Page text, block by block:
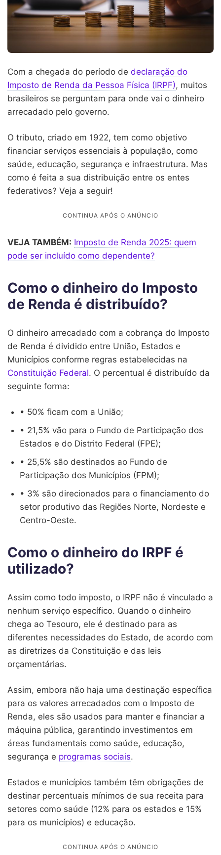
Com a chegada do período de declaração do
Imposto de Renda da Pessoa Física (IRPF), muitos
brasileiros se perguntam para onde vai o dinheiro
arrecadado pelo governo.
O tributo, criado em 1922, tem como objetivo
financiar serviços essenciais à população, como
saúde, educação, segurança e infraestrutura. Mas
como é feita a sua distribuição entre os entes
federativos? Veja a seguir!
VEJA TAMBÉM: Imposto de Renda 2025: quem
pode ser incluído como dependente?
Como o dinheiro do Imposto
de Renda é distribuído?
O dinheiro arrecadado com a cobrança do Imposto
de Renda é dividido entre União, Estados e
Municípios conforme regras estabelecidas na
Constituição Federal. O percentual é distribuído da
seguinte forma:
• 50% ficam com a União;
• 21,5% vão para o Fundo de Participação dos
Estados e do Distrito Federal (FPE);
• 25,5% são destinados ao Fundo de
Participação dos Municípios (FPM);
• 3% são direcionados para o financiamento do
setor produtivo das Regiões Norte, Nordeste e
Centro-Oeste.
Como o dinheiro do IRPF é
utilizado?
Assim como todo imposto, o IRPF não é vinculado a
nenhum serviço específico. Quando o dinheiro
chega ao Tesouro, ele é destinado para as
diferentes necessidades do Estado, de acordo com
as diretrizes da Constituição e das leis
orçamentárias.
Assim, embora não haja uma destinação específica
para os valores arrecadados com o Imposto de
Renda, eles são usados para manter e financiar a
máquina pública, garantindo investimentos em
áreas fundamentais como saúde, educação,
segurança e programas sociais.
Estados e municípios também têm obrigações de
destinar percentuais mínimos de sua receita para
setores como saúde (12% para os estados e 15%
para os municípios) e educação.